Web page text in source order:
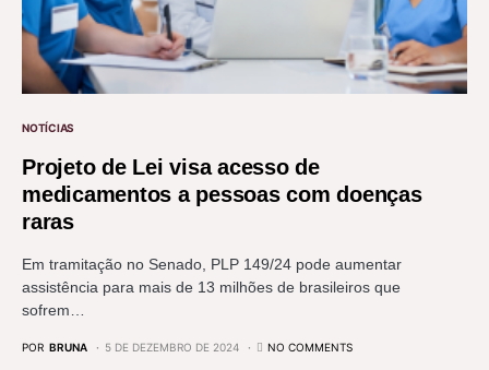
NOTÍCIAS
Projeto de Lei visa acesso de
medicamentos a pessoas com doenças
raras
Em tramitação no Senado, PLP 149/24 pode aumentar
assistência para mais de 13 milhões de brasileiros que
sofrem…
POR BRUNA 5 DE DEZEMBRO DE 2024 NO COMMENTS